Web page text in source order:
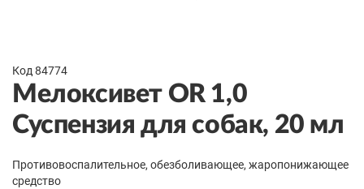
Код 84774
Мелоксивет OR 1,0
Суспензия для собак, 20 мл
Противовоспалительное, обезболивающее, жаропонижающее
средство